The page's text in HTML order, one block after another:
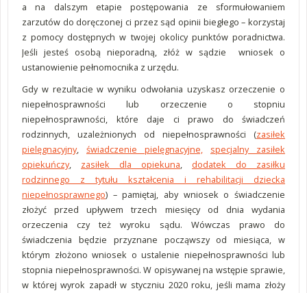
a na dalszym etapie postępowania ze sformułowaniem
zarzutów do doręczonej ci przez sąd opinii biegłego – korzystaj
z pomocy dostępnych w twojej okolicy punktów poradnictwa.
Jeśli jesteś osobą nieporadną, złóż w sądzie wniosek o
ustanowienie pełnomocnika z urzędu.
Gdy w rezultacie w wyniku odwołania uzyskasz orzeczenie o
niepełnosprawności lub orzeczenie o stopniu
niepełnosprawności, które daje ci prawo do świadczeń
rodzinnych, uzależnionych od niepełnosprawności (zasiłek
pielęgnacyjny, świadczenie pielęgnacyjne,
specjalny zasiłek
opiekuńczy, zasiłek dla opiekuna, dodatek do zasiłku
rodzinnego z tytułu kształcenia i rehabilitacji dziecka
niepełnosprawnego) – pamiętaj, aby wniosek o świadczenie
złożyć przed upływem trzech miesięcy od dnia wydania
orzeczenia czy też wyroku sądu. Wówczas prawo do
świadczenia będzie przyznane począwszy od miesiąca, w
którym złożono wniosek o ustalenie niepełnosprawności lub
stopnia niepełnosprawności. W opisywanej na wstępie sprawie,
w której wyrok zapadł w styczniu 2020 roku, jeśli mama złoży